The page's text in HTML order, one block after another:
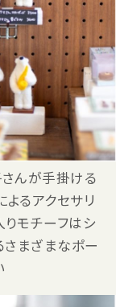
んが手掛ける
るアクセサリ
モチーフはシ
さまざまなポー